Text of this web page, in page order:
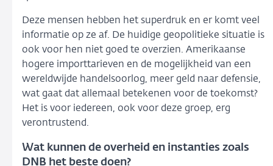
Deze mensen hebben het superdruk en er komt veel
informatie op ze af. De huidige geopolitieke situatie is
ook voor hen niet goed te overzien. Amerikaanse
hogere importtarieven en de mogelijkheid van een
wereldwijde handelsoorlog, meer geld naar defensie,
wat gaat dat allemaal betekenen voor de toekomst?
Het is voor iedereen, ook voor deze groep, erg
verontrustend.
Wat kunnen de overheid en instanties zoals
DNB het beste doen?